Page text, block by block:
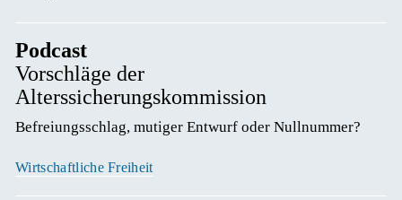
Podcast
Vorschläge der
Alterssicherungskommission
Befreiungsschlag, mutiger Entwurf oder Nullnummer?
Wirtschaftliche Freiheit